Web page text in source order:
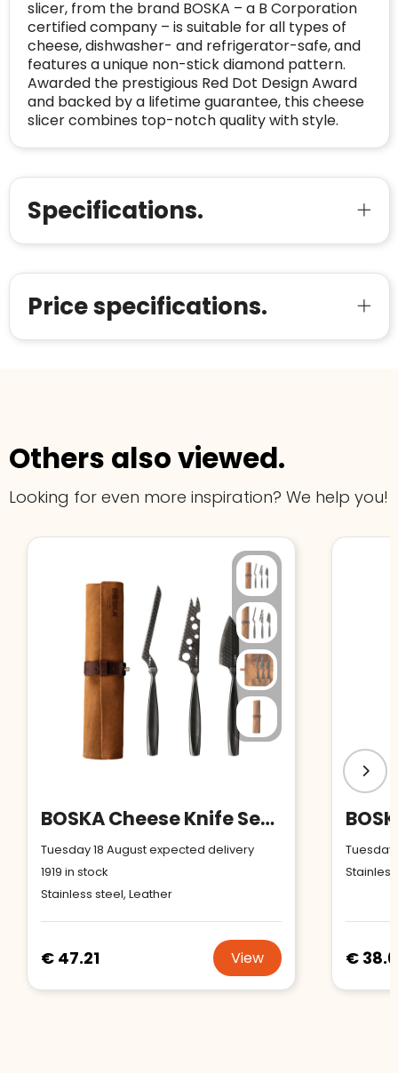
slicer, from the brand BOSKA – a B Corporation
certified company – is suitable for all types of
cheese, dishwasher- and refrigerator-safe, and
features a unique non-stick diamond pattern.
Awarded the prestigious Red Dot Design Award
and backed by a lifetime guarantee, this cheese
slicer combines top-notch quality with style.
Specifications.
Price specifications.
Others also viewed.
Looking for even more inspiration? We help you!
BOSKA Cheese Knife Set Monaco+ Black
Tuesday 18 August expected delivery
1919 in stock
Stainless steel, Leather
€ 47.21 View €
BEDRIJFSGEGEVENS
Bedrijfsnaam: Linkkado
Domein: linkkado.be
Oprichting van de
2026
Aantal werknemers: 1-10
Trustindex-certificaat
2026-04-22
Blacklist Geen site op de zwarte lijst
Geldig SSL-certificaat
Spam E-mail is spamvrij
Websites die consequent een hoog niveau
van klanttevredenheid handhaven en
voldoen aan een hoog niveau van
veiligheidsprotocol, kunnen Trustindex-
certificaat verkrijgen. Zoekt u bij het winkelen
naar de certificaten van Trustindex en koopt u
met vertrouwen!
Meer informatie»
Bouwt u vertrouwen op en verhoogt u uw
verkoop met de Trustindex-certificaat.
Meer informatie»